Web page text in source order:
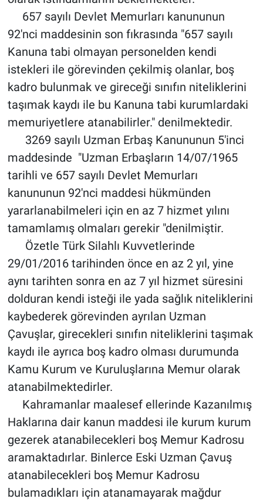
657 sayılı Devlet Memurları kanununun
92'nci maddesinin son fıkrasında "657 sayılı
Kanuna tabi olmayan personelden kendi
istekleri ile görevinden çekilmiş olanlar, boş
kadro bulunmak ve gireceği sınıfın niteliklerini
taşımak kaydı ile bu Kanuna tabi kurumlardaki
memuriyetlere atanabilirler." denilmektedir.
3269 sayılı Uzman Erbaş Kanununun 5'inci
maddesinde "Uzman Erbaşların 14/07/1965
tarihli ve 657 sayılı Devlet Memurları
kanununun 92'nci maddesi hükmünden
yararlanabilmeleri için en az 7 hizmet yılını
tamamlamış olmaları gerekir "denilmiştir.
Özetle Türk Silahlı Kuvvetlerinde
29/01/2016 tarihinden önce en az 2 yıl, yine
aynı tarihten sonra en az 7 yıl hizmet süresini
dolduran kendi isteği ile yada sağlık niteliklerini
kaybederek görevinden ayrılan Uzman
Çavuşlar, girecekleri sınıfın niteliklerini taşımak
kaydı ile ayrıca boş kadro olması durumunda
Kamu Kurum ve Kuruluşlarına Memur olarak
atanabilmektedirler.
Kahramanlar maalesef ellerinde Kazanılmış
Haklarına dair kanun maddesi ile kurum kurum
gezerek atanabilecekleri boş Memur Kadrosu
aramaktadırlar. Binlerce Eski Uzman Çavuş
atanabilecekleri boş Memur Kadrosu
bulamadıkları için atanamayarak mağdur